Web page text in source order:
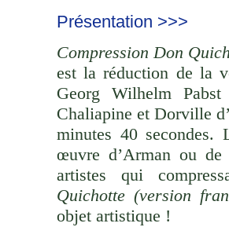
Présentation >>>
Compression Don
est la réduction de la
Georg Wilhelm
Chaliapine et Dorville
minutes 40
œuvre d’Arman ou
artistes qui
Quichotte (version
objet artistique !